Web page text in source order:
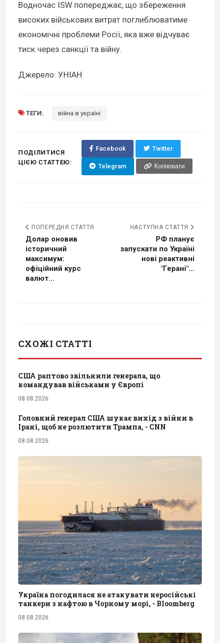
Водночас ISW попереджає, що збереження
високих військових витрат поглиблюватиме
економічні проблеми Росії, яка вже відчуває
тиск через санкції та війну.
Джерело: УНІАН
ТЕГИ: війна в україні
ПОДІЛИТИСЯ
ЦІЄЮ СТАТТЕЮ:
Facebook Twitter
Telegram Копіювати
ПОПЕРЕДНЯ СТАТТЯ
Долар оновив
історичний
максимум:
офіційний курс
валют...
НАСТУПНА СТАТТЯ
РФ планує
запускати по Україні
нові реактивні
"Герані"...
СХОЖІ СТАТТІ
США раптово звільнили генерала, що
командував військами у Європі
08.08.2026
Головний генерал США шукає вихід з війни в
Ірані, щоб не розлютити Трампа, - CNN
08.08.2026
Україна погодилася не атакувати неросійські
танкери з нафтою в Чорному морі, - Bloomberg
08.08.2026